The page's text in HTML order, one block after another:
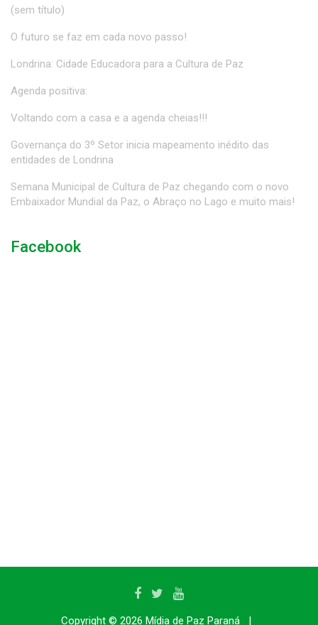
(sem título)
O futuro se faz em cada novo passo!
Londrina: Cidade Educadora para a Cultura de Paz
Agenda positiva:
Voltando com a casa e a agenda cheias!!!
Governança do 3º Setor inicia mapeamento inédito das
entidades de Londrina
Semana Municipal de Cultura de Paz chegando com o novo
Embaixador Mundial da Paz, o Abraço no Lago e muito mais!
Facebook
Copyright © 2026 Mídia de Paz Paraná